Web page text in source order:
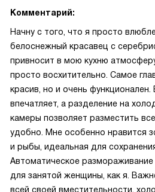
Комментарий:
Начну с того, что я просто
белоснежный красавец с
привносит в мою кухню
просто восхитительно. Самое
красив, но и очень
впечатляет, а разделение на
камеры позволяет разместить
удобно. Мне особенно нравится
и рыбы, идеальная для
Автоматическое
для занятой женщины, как я.
всей своей вместительности,